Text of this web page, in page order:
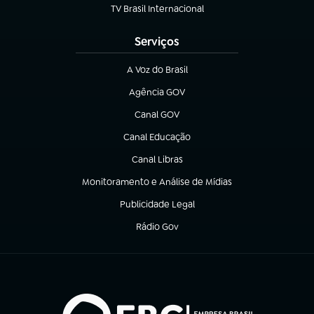
TV Brasil Internacional
(abre em nova aba)
Serviços
A Voz do Brasil
(abre em nova aba)
Agência GOV
(abre em nova aba)
Canal GOV
(abre em nova aba)
Canal Educação
(abre em nova aba)
Canal Libras
(abre em nova aba)
Monitoramento e Análise de Mídias
(abre em nova aba)
Publicidade Legal
(abre em nova aba)
Rádio Gov
(abre em nova aba)